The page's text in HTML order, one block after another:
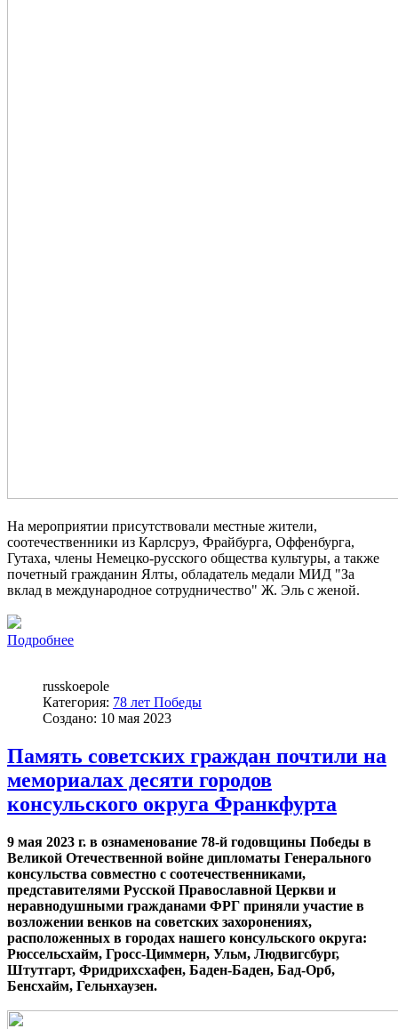
На мероприятии присутствовали местные жители,
соотечественники из Карлсруэ, Фрайбурга, Оффенбурга,
Гутаха, члены Немецко-русского общества культуры, а также
почетный гражданин Ялты, обладатель медали МИД "За
вклад в международное сотрудничество" Ж. Эль с женой.
Подробнее
russkoepole
Категория: 78 лет Победы
Создано: 10 мая 2023
Память советских граждан почтили на
мемориалах десяти городов
консульского округа Франкфурта
9 мая 2023 г. в ознаменование 78-й годовщины Победы в
Великой Отечественной войне дипломаты Генерального
консульства совместно с соотечественниками,
представителями Русской Православной Церкви и
неравнодушными гражданами ФРГ приняли участие в
возложении венков на советских захоронениях,
расположенных в городах нашего консульского округа:
Рюссельсхайм, Гросс-Циммерн, Ульм, Людвигсбург,
Штутгарт, Фридрихсхафен, Баден-Баден, Бад-Орб,
Бенсхайм, Гельнхаузен.